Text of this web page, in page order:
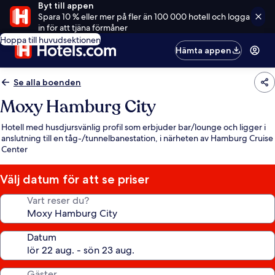
Byt till appen
Spara 10 % eller mer på fler än 100 000 hotell och logga
in för att tjäna förmåner
Hoppa till huvudsektionen
Hämta appen
Se alla boenden
Moxy Hamburg City
Hotell med husdjursvänlig profil som erbjuder bar/lounge och ligger i
anslutning till en tåg-/tunnelbanestation, i närheten av Hamburg Cruise
Center
Välj datum för att se priser
Vart reser du?
Datum